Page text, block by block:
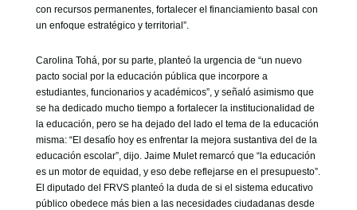
con recursos permanentes, fortalecer el financiamiento basal con
un enfoque estratégico y territorial”.
Carolina Tohá, por su parte, planteó la urgencia de “un nuevo
pacto social por la educación pública que incorpore a
estudiantes, funcionarios y académicos”, y señaló asimismo que
se ha dedicado mucho tiempo a fortalecer la institucionalidad de
la educación, pero se ha dejado del lado el tema de la educación
misma: “El desafío hoy es enfrentar la mejora sustantiva del de la
educación escolar”, dijo. Jaime Mulet remarcó que “la educación
es un motor de equidad, y eso debe reflejarse en el presupuesto”.
El diputado del FRVS planteó la duda de si el sistema educativo
público obedece más bien a las necesidades ciudadanas desde